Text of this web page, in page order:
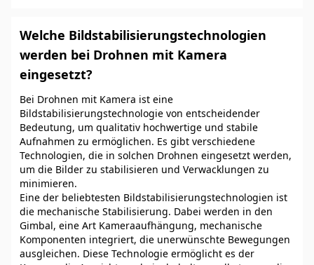
Welche Bildstabilisierungstechnologien
werden bei Drohnen mit Kamera
eingesetzt?
Bei Drohnen mit Kamera ist eine
Bildstabilisierungstechnologie von entscheidender
Bedeutung, um qualitativ hochwertige und stabile
Aufnahmen zu ermöglichen. Es gibt verschiedene
Technologien, die in solchen Drohnen eingesetzt werden,
um die Bilder zu stabilisieren und Verwacklungen zu
minimieren.
Eine der beliebtesten Bildstabilisierungstechnologien ist
die mechanische Stabilisierung. Dabei werden in den
Gimbal, eine Art Kameraaufhängung, mechanische
Komponenten integriert, die unerwünschte Bewegungen
ausgleichen. Diese Technologie ermöglicht es der